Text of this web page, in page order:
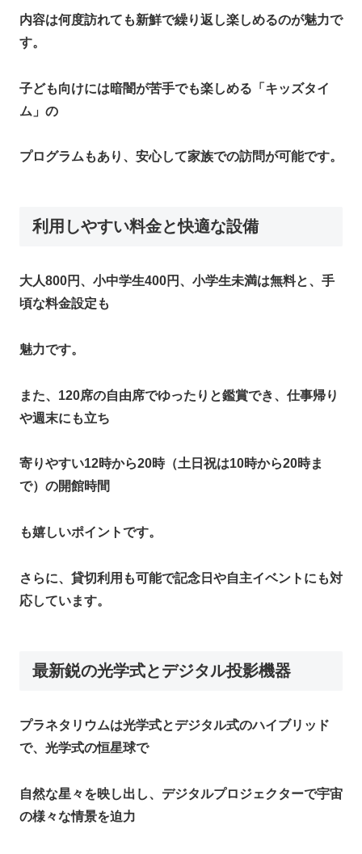
内容は何度訪れても新鮮で繰り返し楽しめるのが魅力で
す。
子ども向けには暗闇が苦手でも楽しめる「キッズタイ
ム」の
プログラムもあり、安心して家族での訪問が可能です。​
利用しやすい料金と快適な設備
大人800円、小中学生400円、小学生未満は無料と、手
頃な料金設定も
魅力です。
また、120席の自由席でゆったりと鑑賞でき、仕事帰り
や週末にも立ち
寄りやすい12時から20時（土日祝は10時から20時ま
で）の開館時間
も嬉しいポイントです。
さらに、貸切利用も可能で記念日や自主イベントにも対
応しています。​
最新鋭の光学式とデジタル投影機器
プラネタリウムは光学式とデジタル式のハイブリッド
で、光学式の恒星球で
自然な星々を映し出し、デジタルプロジェクターで宇宙
の様々な情景を迫力